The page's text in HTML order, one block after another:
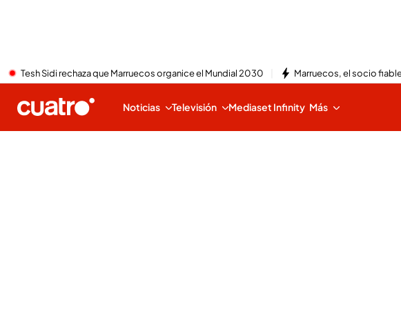
Tesh Sidi rechaza que Marruecos organice el Mundial 2030 Marruecos, el socio
Noticias Televisión Mediaset Infinity Más